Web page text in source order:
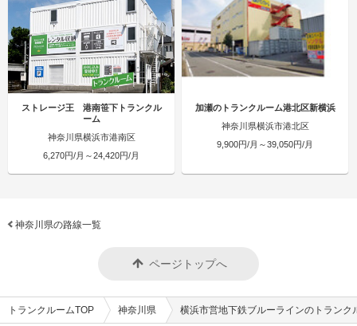
ストレージ王 港南笹下トランクル
ーム
神奈川県横浜市港南区
6,270円/月～24,420円/月
加瀬のトランクルーム港北区新横浜
神奈川県横浜市港北区
9,900円/月～39,050円/月
神奈川県の路線一覧
ページトップへ
トランクルームTOP 神奈川県 横浜市営地下鉄ブルーラインのトランク